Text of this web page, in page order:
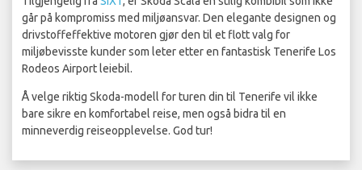
går på kompromiss med miljøansvar. Den elegante designen og
drivstoffeffektive motoren gjør den til et flott valg for
miljøbevisste kunder som leter etter en fantastisk Tenerife Los
Rodeos Airport leiebil.
Å velge riktig Skoda-modell for turen din til Tenerife vil ikke
bare sikre en komfortabel reise, men også bidra til en
minneverdig reiseopplevelse. God tur!